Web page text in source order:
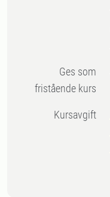
Ges som
fristående kurs
Kursavgift